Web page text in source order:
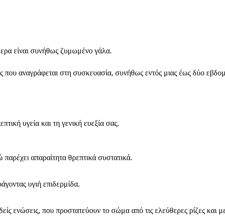
είναι συνήθως ζυμωμένο γάλα.
αναγράφεται στη συσκευασία, συνήθως εντός μιας έως δύο
υγεία και τη γενική ευεξία σας.
παρέχει απαραίτητα θρεπτικά συστατικά.
υγιή επιδερμίδα.
ενώσεις, που προστατεύουν το σώμα από τις ελεύθερες ρίζες και